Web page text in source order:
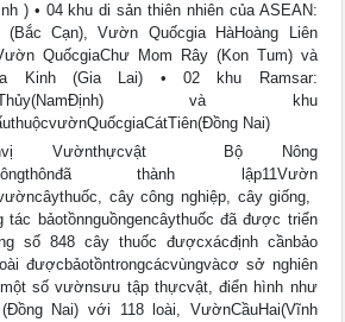
) • 04 khu di sản thiên nhiên của ASEAN:
(Bắc Cạn), Vườn Quốcgia HàHoàng Liên
QuốcgiaChư Mom Rây (Kon Tum) và
Kinh (Gia Lai) • 02 khu Ramsar:
và khu
Nai)
Vườnthựcvật  Bộ Nông
thành lập11Vườn
cây công nghiệp, cây giống, 
tác bảotồnnguồngencâythuốc đã được triển
số 848 cây thuốc đượcxácđịnh cầnbảo
đượcbảotồntrongcácvùngvàcơ sở nghiên
số vườnsưu tập thựcvật, điển hình như
Nai) với 118 loài, VườnCầuHai(Vĩnh